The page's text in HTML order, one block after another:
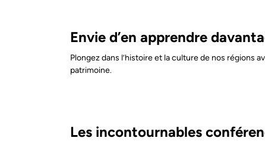
Envie d’en apprendre
Plongez dans l’histoire et la culture de nos régions
patrimoine.
Les incontournables